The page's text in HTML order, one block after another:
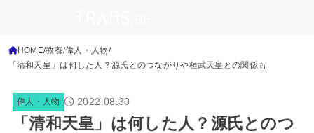
HOME 教養 偉人・人物
「清和天皇」は何した人？源氏とのつながりや桓武天皇との関係も
偉人・人物 2022.08.30
「清和天皇」は何した人？源氏とのつ